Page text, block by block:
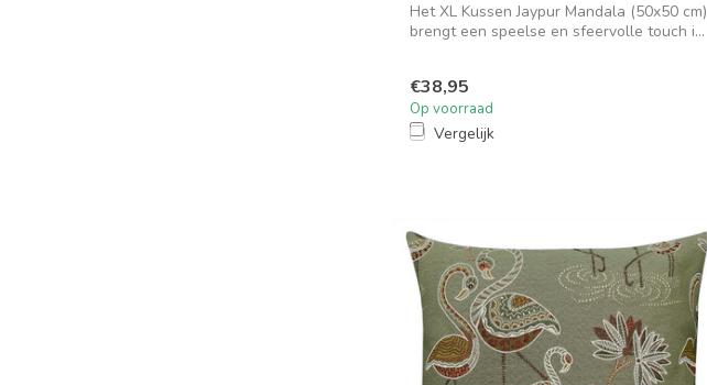
Het XL Kussen Jaypur Mandala (50x50 cm)
brengt een speelse en sfeervolle touch i...
€38,95
Op voorraad
Vergelijk